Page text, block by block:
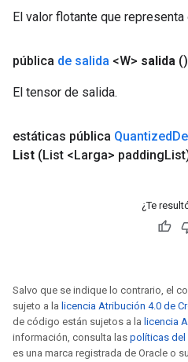
El valor flotante que
pública de salida <W> salida ()
El tensor de salida.
estáticas pública Quantized
List (List <Larga> padding
¿Te
Salvo que se indique lo contrario, el
sujeto a la licencia Atribución 4.0 de
de código están sujetos a la licencia
información, consulta las políticas del
es una marca registrada de Oracle o